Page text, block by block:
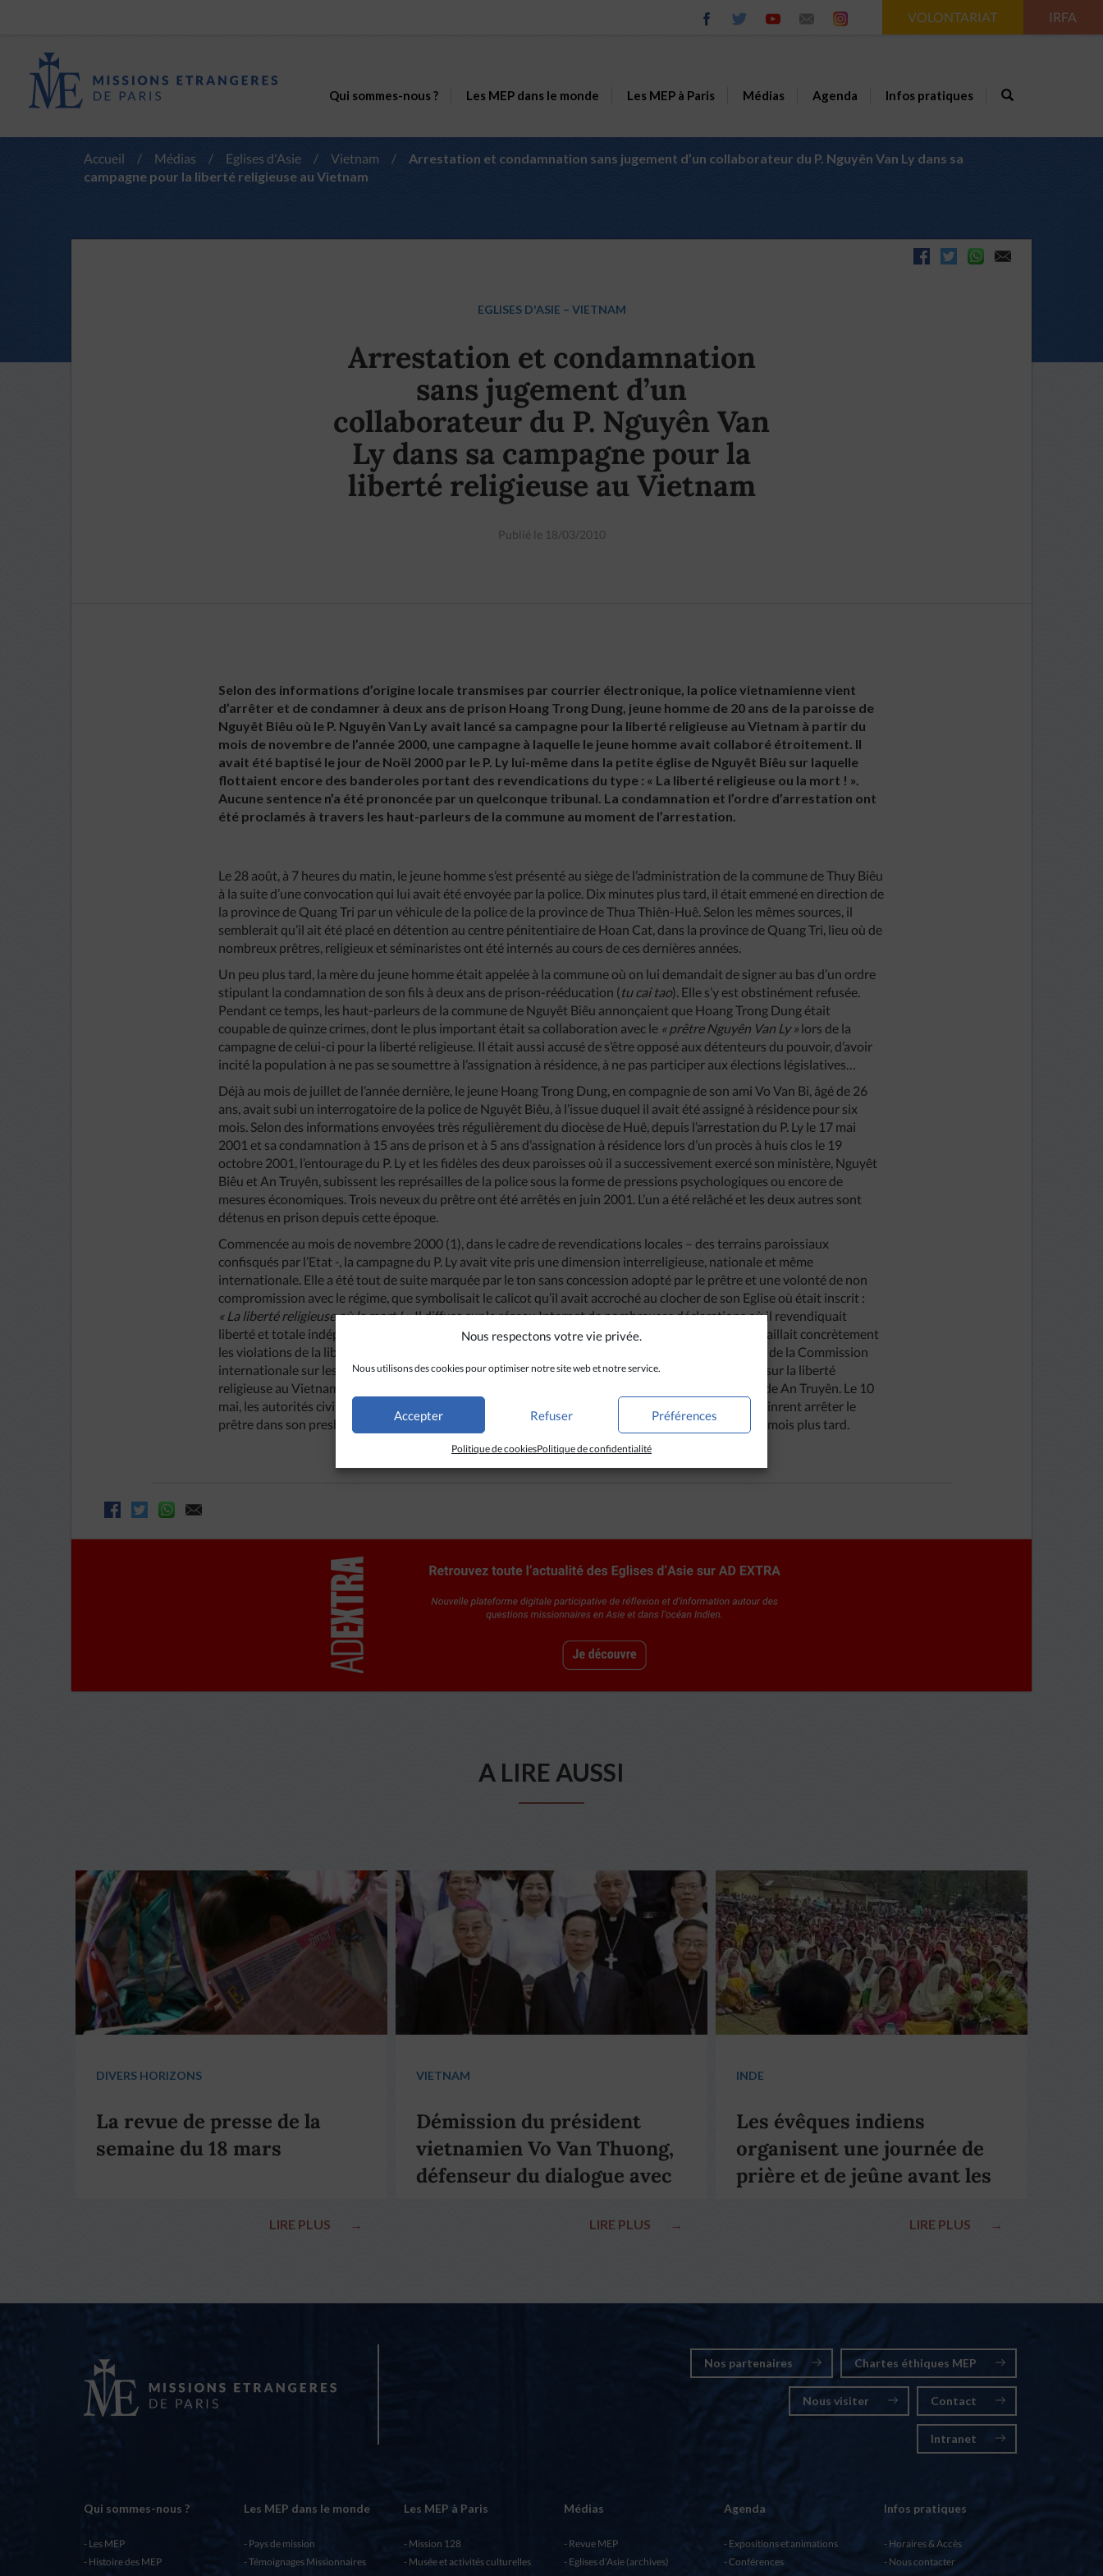
Nous respectons votre vie privée.
Nous utilisons des cookies pour optimiser notre site web et notre service.
Accepter Refuser Préférences
Politique de cookiesPolitique de confidentialité
VOLONTARIAT IRFA
Qui sommes-nous ? Les MEP dans le monde Les MEP à Paris Médias Agenda Infos pratiques
Accueil / Médias / Eglises d'Asie / Vietnam /
Arrestation et condamnation sans jugement d’un collaborateur du P. Nguyên Van Ly dans sa
campagne pour la liberté religieuse au Vietnam
EGLISES D'ASIE – VIETNAM
Arrestation et condamnation
sans jugement d’un
collaborateur du P. Nguyên Van
Ly dans sa campagne pour la
liberté religieuse au Vietnam
Publié le 18/03/2010
Selon des informations d’origine locale transmises par courrier électronique, la police vietnamienne vient
d’arrêter et de condamner à deux ans de prison Hoang Trong Dung, jeune homme de 20 ans de la paroisse de
Nguyêt Biêu où le P. Nguyên Van Ly avait lancé sa campagne pour la liberté religieuse au Vietnam à partir du
mois de novembre de l’année 2000, une campagne à laquelle le jeune homme avait collaboré étroitement. Il
avait été baptisé le jour de Noël 2000 par le P. Ly lui-même dans la petite église de Nguyêt Biêu sur laquelle
flottaient encore des banderoles portant des revendications du type : « La liberté religieuse ou la mort ! ».
Aucune sentence n’a été prononcée par un quelconque tribunal. La condamnation et l’ordre d’arrestation ont
été proclamés à travers les haut-parleurs de la commune au moment de l’arrestation.
Le 28 août, à 7 heures du matin, le jeune homme s’est présenté au siège de l’administration de la commune de Thuy Biêu
à la suite d’une convocation qui lui avait été envoyée par la police. Dix minutes plus tard, il était emmené en direction de
la province de Quang Tri par un véhicule de la police de la province de Thua Thiên-Huê. Selon les mêmes sources, il
semblerait qu’il ait été placé en détention au centre pénitentiaire de Hoan Cat, dans la province de Quang Tri, lieu où de
nombreux prêtres, religieux et séminaristes ont été internés au cours de ces dernières années.
Un peu plus tard, la mère du jeune homme était appelée à la commune où on lui demandait de signer au bas d’un ordre
stipulant la condamnation de son fils à deux ans de prison-rééducation (tu cai tao). Elle s’y est obstinément refusée.
Pendant ce temps, les haut-parleurs de la commune de Nguyêt Biêu annonçaient que Hoang Trong Dung était
coupable de quinze crimes, dont le plus important était sa collaboration avec le « prêtre Nguyên Van Ly » lors de la
campagne de celui-ci pour la liberté religieuse. Il était aussi accusé de s’être opposé aux détenteurs du pouvoir, d’avoir
incité la population à ne pas se soumettre à l’assignation à résidence, à ne pas participer aux élections législatives…
Déjà au mois de juillet de l’année dernière, le jeune Hoang Trong Dung, en compagnie de son ami Vo Van Bi, âgé de 26
ans, avait subi un interrogatoire de la police de Nguyêt Biêu, à l’issue duquel il avait été assigné à résidence pour six
mois. Selon des informations envoyées très régulièrement du diocèse de Huê, depuis l’arrestation du P. Ly le 17 mai
2001 et sa condamnation à 15 ans de prison et à 5 ans d’assignation à résidence lors d’un procès à huis clos le 19
octobre 2001, l’entourage du P. Ly et les fidèles des deux paroisses où il a successivement exercé son ministère, Nguyêt
Biêu et An Truyên, subissent les représailles de la police sous la forme de pressions psychologiques ou encore de
mesures économiques. Trois neveux du prêtre ont été arrêtés en juin 2001. L’un a été relâché et les deux autres sont
détenus en prison depuis cette époque.
Commencée au mois de novembre 2000 (1), dans le cadre de revendications locales – des terrains paroissiaux
confisqués par l’Etat -, la campagne du P. Ly avait vite pris une dimension interreligieuse, nationale et même
internationale. Elle a été tout de suite marquée par le ton sans concession adopté par le prêtre et une volonté de non
compromission avec le régime, que symbolisait le calicot qu’il avait accroché au clocher de son Eglise où était inscrit :
« La liberté religieuse où la mort ! ».Il diffusa sur le réseau Internet de nombreuses déclarations où il revendiquait
liberté et totale indépendance pour les diverses religions du Vietnam, des procès-verbaux où il détaillait concrètement
les violations de la liberté religieuse commises par les autorités locales et nationales. A la demande de la Commission
internationale sur les libertés religieuses du Sénat américain, il fit parvenir à celle-ci deux rapports sur la liberté
religieuse au Vietnam. Dès le 27 février 2001, le P. Ly avait été assigné à résidence dans la paroisse de An Truyên. Le 10
mai, les autorités civiles lui interdisaient de dire la messe. Le 17 mai 2001, 600 agents de la Sûreté vinrent arrêter le
prêtre dans son presbytère alors qu’il se préparait à célébrer la messe. Le procès n’eut lieu que cinq mois plus tard.
A LIRE AUSSI
DIVERS HORIZONS
La revue de presse de la
semaine du 18 mars
LIRE PLUS →
VIETNAM
Démission du président
vietnamien Vo Van Thuong,
défenseur du dialogue avec
LIRE PLUS →
INDE
Les évêques indiens
organisent une journée de
prière et de jeûne avant les
LIRE PLUS →
Nos partenaires Chartes éthiques MEP
Nous visiter Contact
Intranet
Qui sommes-nous ?
Les MEP
Histoire des MEP
Les MEP dans le monde
Pays de mission
Témoignages Missionnaires
Les MEP à Paris
Mission 128
Musée et activités culturelles
Médias
Revue MEP
Eglises d’Asie (archives)
Agenda
Expositions et animations
Conférences
Infos pratiques
Horaires & Accès
Nous contacter